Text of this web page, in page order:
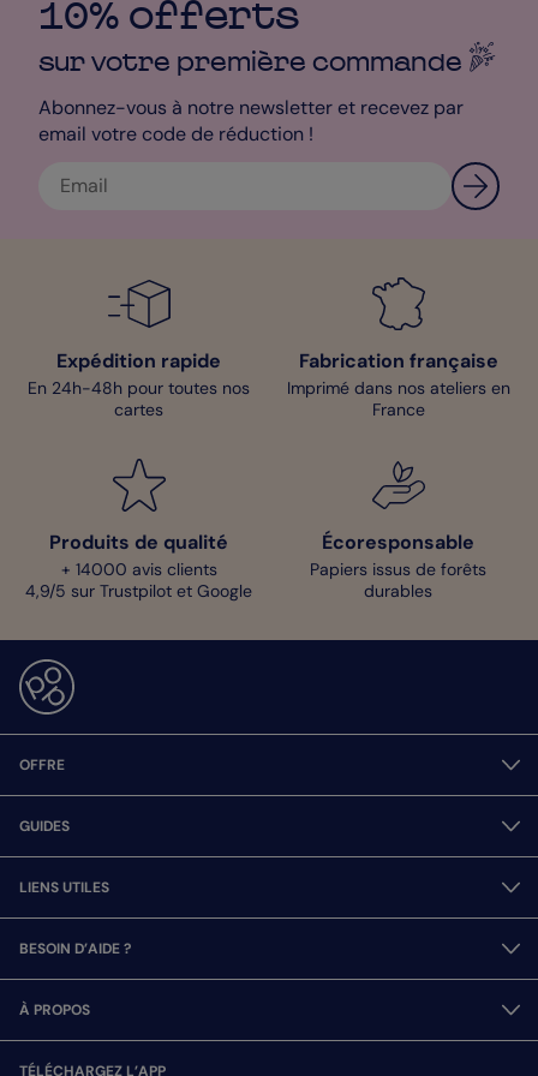
10% offerts
sur votre première commande
Abonnez-vous à notre newsletter et recevez par
email votre code de réduction !
Expédition rapide
En 24h-48h pour toutes nos
cartes
Fabrication française
Imprimé dans nos ateliers en
France
Produits de qualité
+ 14000 avis clients
4,9/5 sur Trustpilot et Google
Écoresponsable
Papiers issus de forêts
durables
OFFRE
GUIDES
LIENS UTILES
BESOIN D’AIDE ?
À PROPOS
TÉLÉCHARGEZ L’APP